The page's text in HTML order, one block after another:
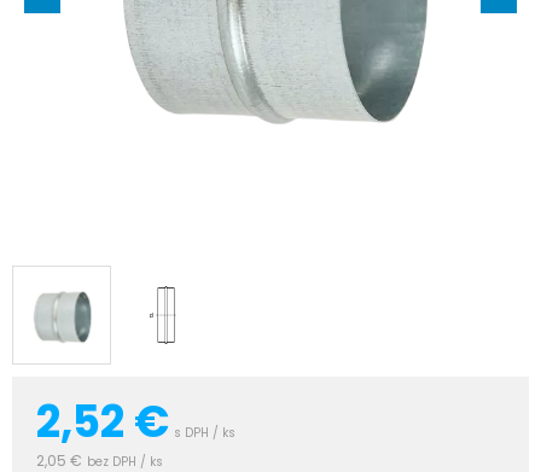
2,52€ s DPH / ks
2,05 € bez DPH / ks